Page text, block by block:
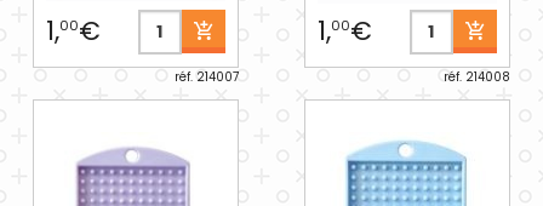
1,00€
réf. 214007
1,00€
réf. 214008